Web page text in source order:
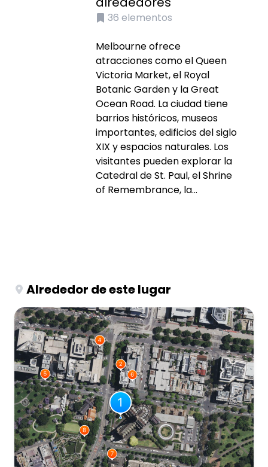
36 elementos
Melbourne ofrece
atracciones como el Queen
Victoria Market, el Royal
Botanic Garden y la Great
Ocean Road. La ciudad tiene
barrios históricos, museos
importantes, edificios del siglo
XIX y espacios naturales. Los
visitantes pueden explorar la
Catedral de St. Paul, el Shrine
of Remembrance, la...
Alrededor de este lugar